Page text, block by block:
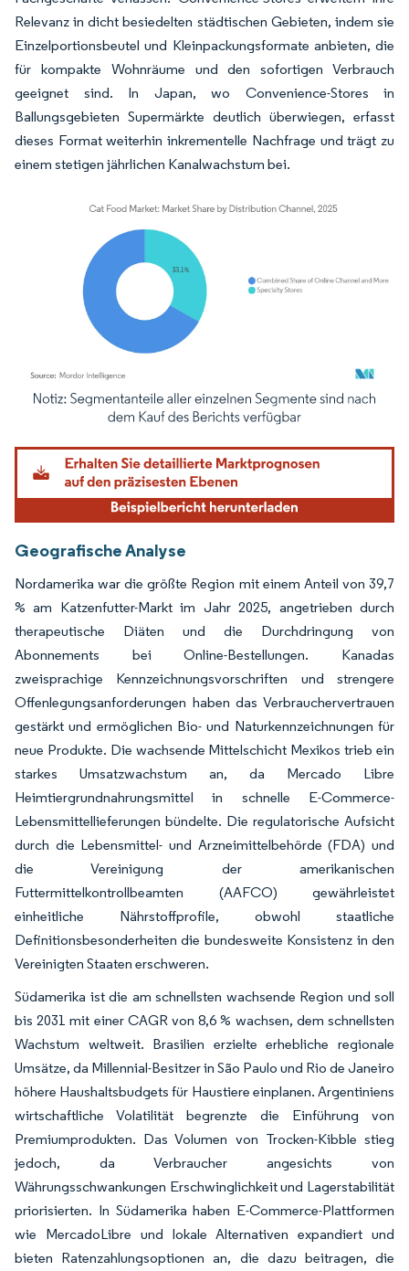
Relevanz in dicht besiedelten städtischen Gebieten, indem sie
Einzelportionsbeutel und Kleinpackungsformate anbieten, die
für kompakte Wohnräume und den sofortigen Verbrauch
geeignet sind. In Japan, wo Convenience-Stores in
Ballungsgebieten Supermärkte deutlich überwiegen, erfasst
dieses Format weiterhin inkrementelle Nachfrage und trägt zu
einem stetigen jährlichen Kanalwachstum bei.
Bild © Mordor Intelligence. Wiederverwendung erfordert Namensnennung
Geografische Analyse
Nordamerika war die größte Region mit einem Anteil von 39,7
% am Katzenfutter-Markt im Jahr 2025, angetrieben durch
therapeutische Diäten und die Durchdringung von
Abonnements bei Online-Bestellungen. Kanadas
zweisprachige Kennzeichnungsvorschriften und strengere
Offenlegungsanforderungen haben das Verbrauchervertrauen
gestärkt und ermöglichen Bio- und Naturkennzeichnungen für
neue Produkte. Die wachsende Mittelschicht Mexikos trieb ein
starkes Umsatzwachstum an, da Mercado Libre
Heimtiergrundnahrungsmittel in schnelle E-Commerce-
Lebensmittellieferungen bündelte. Die regulatorische Aufsicht
durch die Lebensmittel- und Arzneimittelbehörde (FDA) und
die Vereinigung der amerikanischen
Futtermittelkontrollbeamten (AAFCO) gewährleistet
einheitliche Nährstoffprofile, obwohl staatliche
Definitionsbesonderheiten die bundesweite Konsistenz in den
Vereinigten Staaten erschweren.
Südamerika ist die am schnellsten wachsende Region und soll
bis 2031 mit einer CAGR von 8,6 % wachsen, dem schnellsten
Wachstum weltweit. Brasilien erzielte erhebliche regionale
Umsätze, da Millennial-Besitzer in São Paulo und Rio de Janeiro
höhere Haushaltsbudgets für Haustiere einplanen. Argentiniens
wirtschaftliche Volatilität begrenzte die Einführung von
Premiumprodukten. Das Volumen von Trocken-Kibble stieg
jedoch, da Verbraucher angesichts von
Währungsschwankungen Erschwinglichkeit und Lagerstabilität
priorisierten. In Südamerika haben E-Commerce-Plattformen
wie MercadoLibre und lokale Alternativen expandiert und
bieten Ratenzahlungsoptionen an, die dazu beitragen, die